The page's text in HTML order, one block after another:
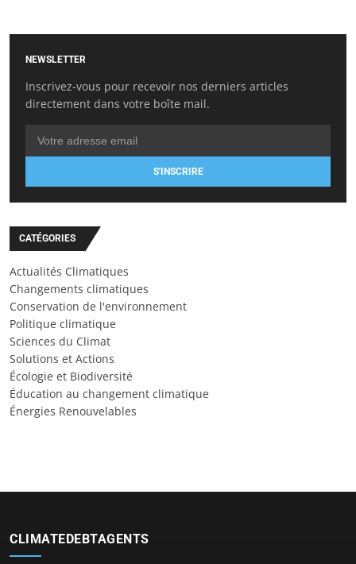
NEWSLETTER
Inscrivez-vous pour recevoir nos derniers articles
directement dans votre boîte mail.
S'INSCRIRE
CATÉGORIES
Actualités Climatiques
Changements climatiques
Conservation de l'environnement
Politique climatique
Sciences du Climat
Solutions et Actions
Écologie et Biodiversité
Éducation au changement climatique
Énergies Renouvelables
CLIMATEDEBTAGENTS